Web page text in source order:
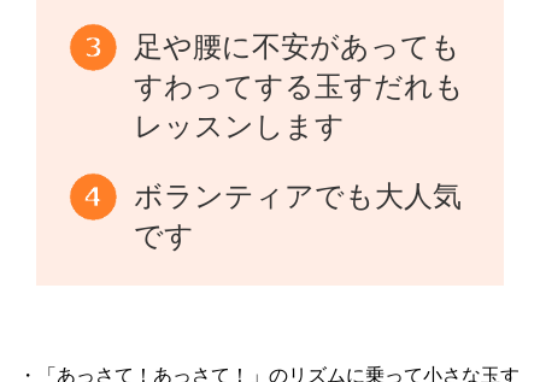
足や腰に不安があっても
すわってする玉すだれも
レッスンします
ボランティアでも大人気
です
・「あっさて！あっさて！」のリズムに乗って小さな玉す